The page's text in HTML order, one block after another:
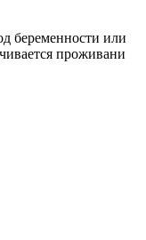
беременности или
проживани